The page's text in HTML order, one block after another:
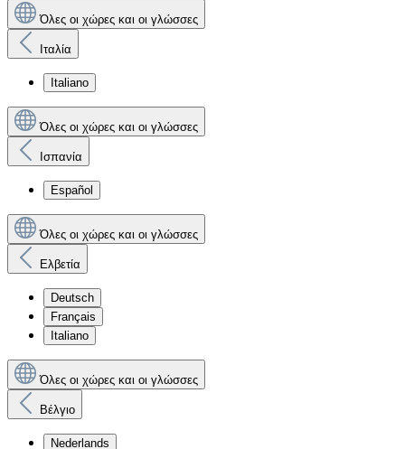
Όλες οι χώρες και οι γλώσσες
Ιταλία
Italiano
Όλες οι χώρες και οι γλώσσες
Ισπανία
Español
Όλες οι χώρες και οι γλώσσες
Ελβετία
Deutsch
Français
Italiano
Όλες οι χώρες και οι γλώσσες
Βέλγιο
Nederlands